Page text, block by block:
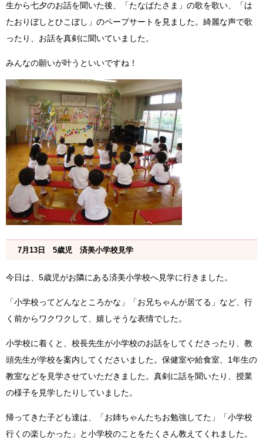
生から七夕のお話を聞いた後、「たなばたさま」の歌を歌い、「は
たおりぼしとひこぼし」のペープサートを見ました。綺麗な声で歌
ったり、お話を真剣に聞いていました。
みんなの願いが叶うといいですね！
7月13日 5歳児 済美小学校見学
今日は、5歳児がお隣にある済美小学校へ見学に行きました。
「小学校ってどんなところかな」「お兄ちゃんが居てる」など、行
く前からワクワクして、嬉しそうな表情でした。
小学校に着くと、校長先生が小学校のお話をしてくださったり、教
頭先生が学校を案内してくださいました。保健室や給食室、1年生の
教室などを見学させていただきました。真剣に話を聞いたり、授業
の様子を見学したりしていました。
帰ってきた子ども達は、「お姉ちゃんたちお勉強してた」「小学校
行くの楽しかった」と小学校のことをたくさん教えてくれました。